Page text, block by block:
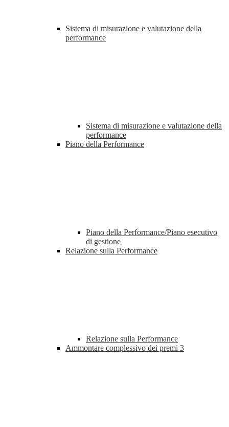
Sistema di misurazione e valutazione della
performance
Sistema di misurazione e valutazione della
performance
Piano della Performance
Piano della Performance/Piano esecutivo
di gestione
Relazione sulla Performance
Relazione sulla Performance
Ammontare complessivo dei premi 3